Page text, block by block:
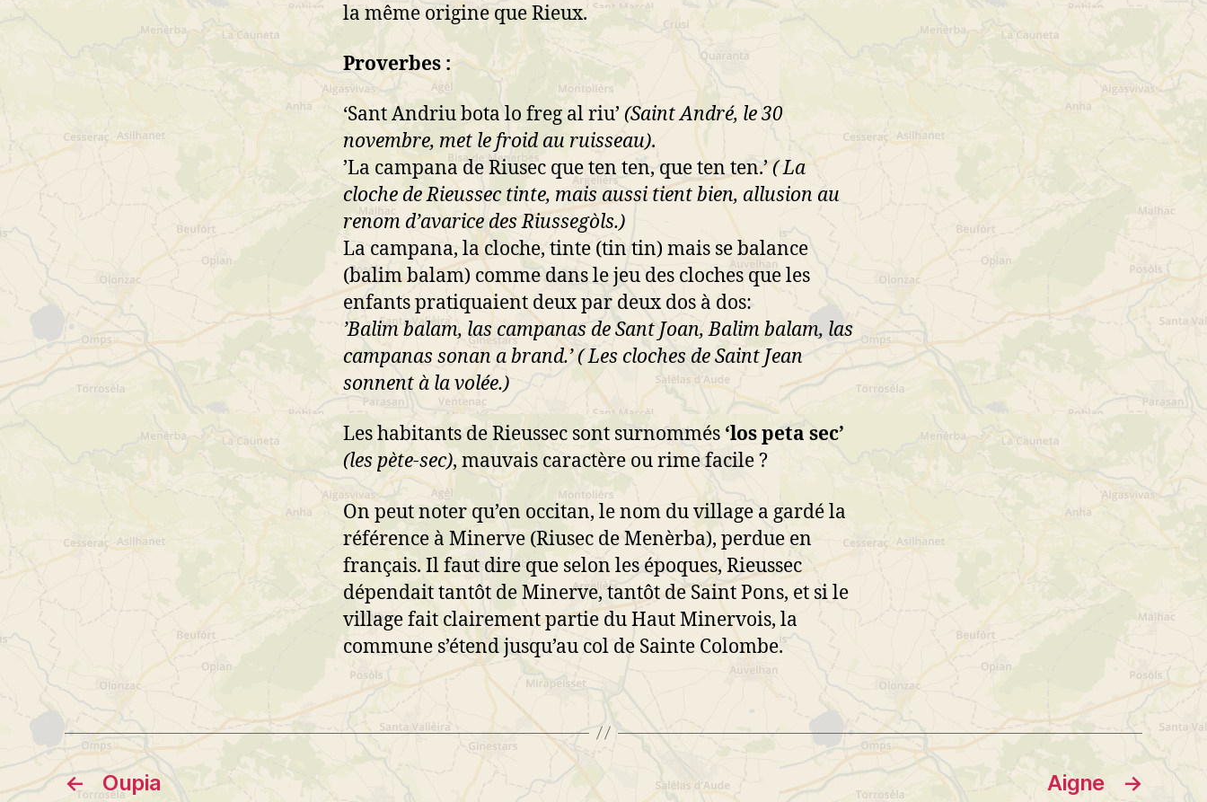
la même origine que Rieux.
Proverbes :
‘Sant Andriu bota lo freg al riu’ (Saint André, le 30
novembre, met le froid au ruisseau).
’La campana de Riusec que ten ten, que ten ten.’( La
cloche de Rieussec tinte, mais aussi tient bien, allusion au
renom d’avarice des Riussegòls.)
La campana, la cloche, tinte (tin tin) mais se balance
(balim balam) comme dans le jeu des cloches que les
enfants pratiquaient deux par deux dos à dos:
’Balim balam, las campanas de Sant Joan, Balim balam, las
campanas sonan a brand.’ ( Les cloches de Saint Jean
sonnent à la volée.)
Les habitants de Rieussec sont surnommés ‘los peta sec’
(les pète-sec), mauvais caractère ou rime facile ?
On peut noter qu’en occitan, le nom du village a gardé la
référence à Minerve (Riusec de Menèrba), perdue en
français. Il faut dire que selon les époques, Rieussec
dépendait tantôt de Minerve, tantôt de Saint Pons, et si le
village fait clairement partie du Haut Minervois, la
commune s’étend jusqu’au col de Sainte Colombe.
← Oupia →
Aigne